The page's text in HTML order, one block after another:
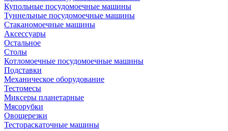
Купольные посудомоечные машины
Туннельные посудомоечные машины
Стаканомоечные машины
Аксессуары
Остальное
Столы
Котломоечные посудомоечные машины
Подставки
Механическое оборудование
Тестомесы
Миксеры планетарные
Мясорубки
Овощерезки
Тестораскаточные машины